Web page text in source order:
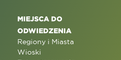
MIEJSCA DO
ODWIEDZENIA
Regiony i Miasta
Wioski